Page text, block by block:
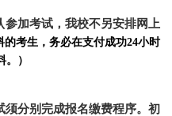
加考试，我校不另安排网上
的考生，务必在支付成功24小时
）
须分别完成报名缴费程序。初